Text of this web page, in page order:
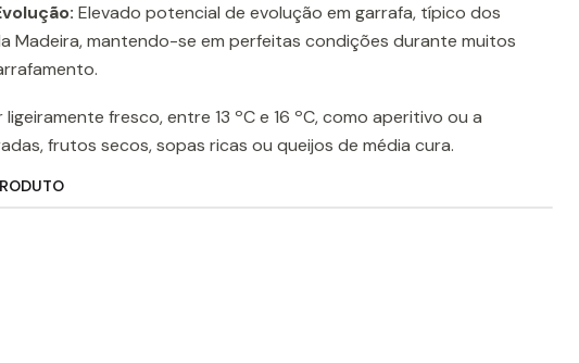
Elevado potencial de evolução em garrafa, típico dos
Madeira, mantendo-se em perfeitas condições durante muitos
ligeiramente fresco, entre 13 ºC e 16 ºC, como aperitivo ou a
frutos secos, sopas ricas ou queijos de média cura.